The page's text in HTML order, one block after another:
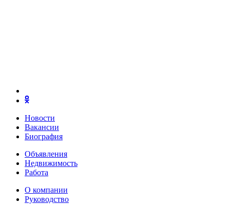
Новости
Вакансии
Биография
Объявления
Недвижимость
Работа
О компании
Руководство